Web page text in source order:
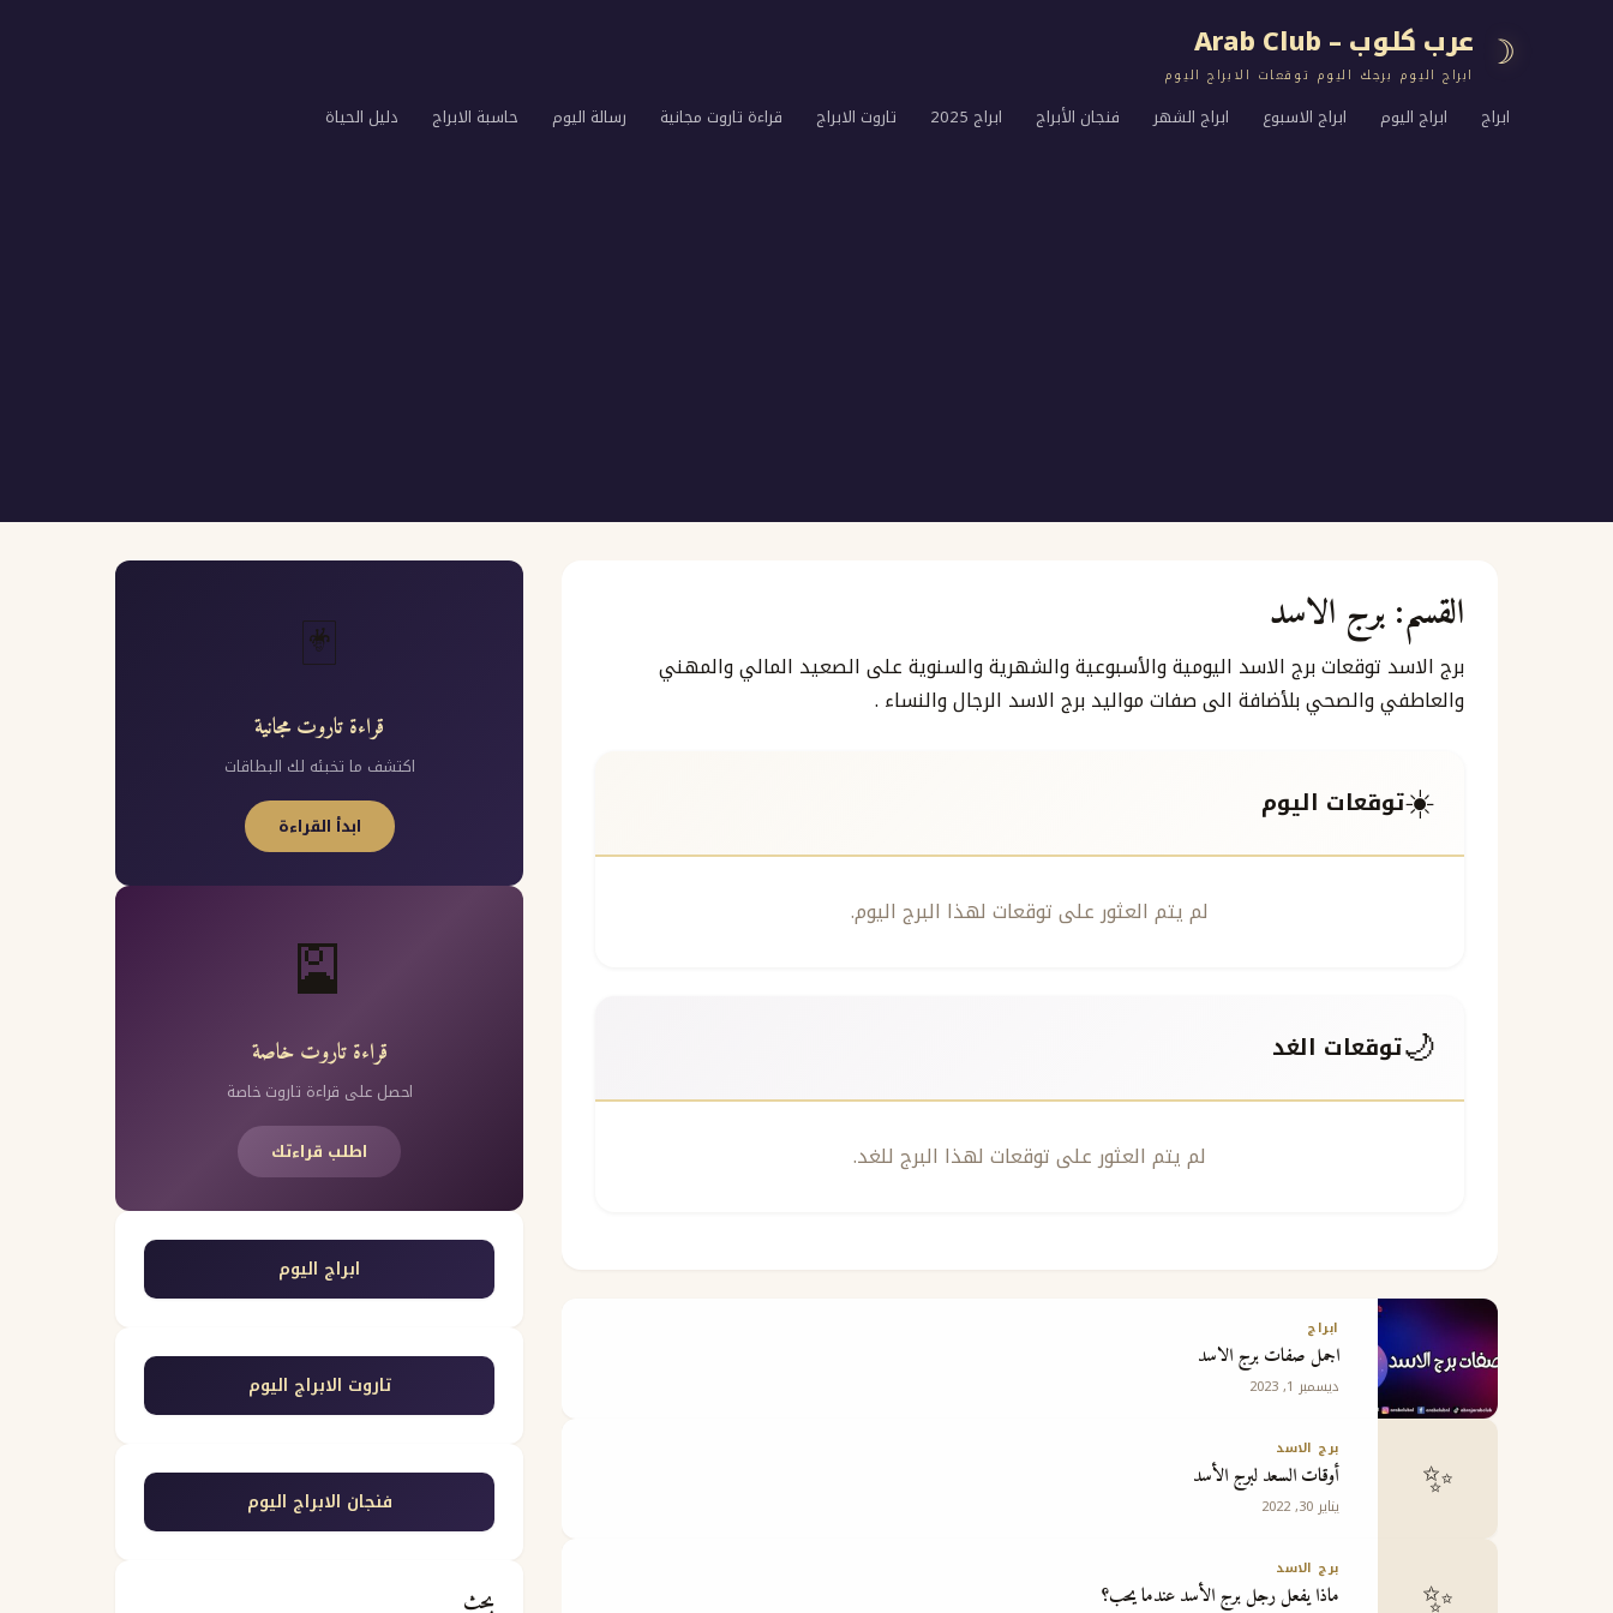
☽ عرب كلوب – Arab Club
ابراج اليوم برجك اليوم توقعات الابراج اليوم
ابراج ابراج اليوم ابراج الاسبوع ابراج الشهر فنجان الأبراج ابراج 2025 تاروت الابراج قراءة تاروت مجانية رسالة اليوم حاسبة الابراج دليل الحياة
القسم: برج الاسد
برج الاسد توقعات برج الاسد اليومية والأسبوعية والشهرية والسنوية على الصعيد المالي والمهني
والعاطفي والصحي بلأضافة الى صفات مواليد برج الاسد الرجال والنساء .
☀️توقعات اليوم
لم يتم العثور على توقعات لهذا البرج اليوم.
🌙توقعات الغد
لم يتم العثور على توقعات لهذا البرج للغد.
ابراج
اجمل صفات برج الاسد
ديسمبر 1, 2023
✨ برج الاسد
أوقات السعد لبرج الأسد
يناير 30, 2022
برج الاسد
ماذا يفعل رجل برج الأسد عندما يحب؟
🃏
قراءة تاروت مجانية
اكتشف ما تخبئه لك البطاقات
ابدأ القراءة
🎴
قراءة تاروت خاصة
احصل على قراءة تاروت خاصة
اطلب قراءتك
ابراج اليوم
تاروت الابراج اليوم
فنجان الابراج اليوم
بحث